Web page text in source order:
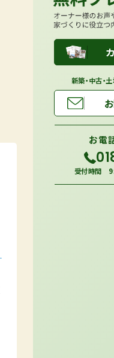
新築・中古・
お電
受付時間